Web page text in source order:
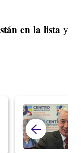
en la lista y